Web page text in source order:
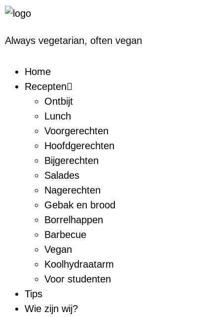
Always vegetarian, often vegan
Home
Recepten
Ontbijt
Lunch
Voorgerechten
Hoofdgerechten
Bijgerechten
Salades
Nagerechten
Gebak en brood
Borrelhappen
Barbecue
Vegan
Koolhydraatarm
Voor studenten
Tips
Wie zijn wij?